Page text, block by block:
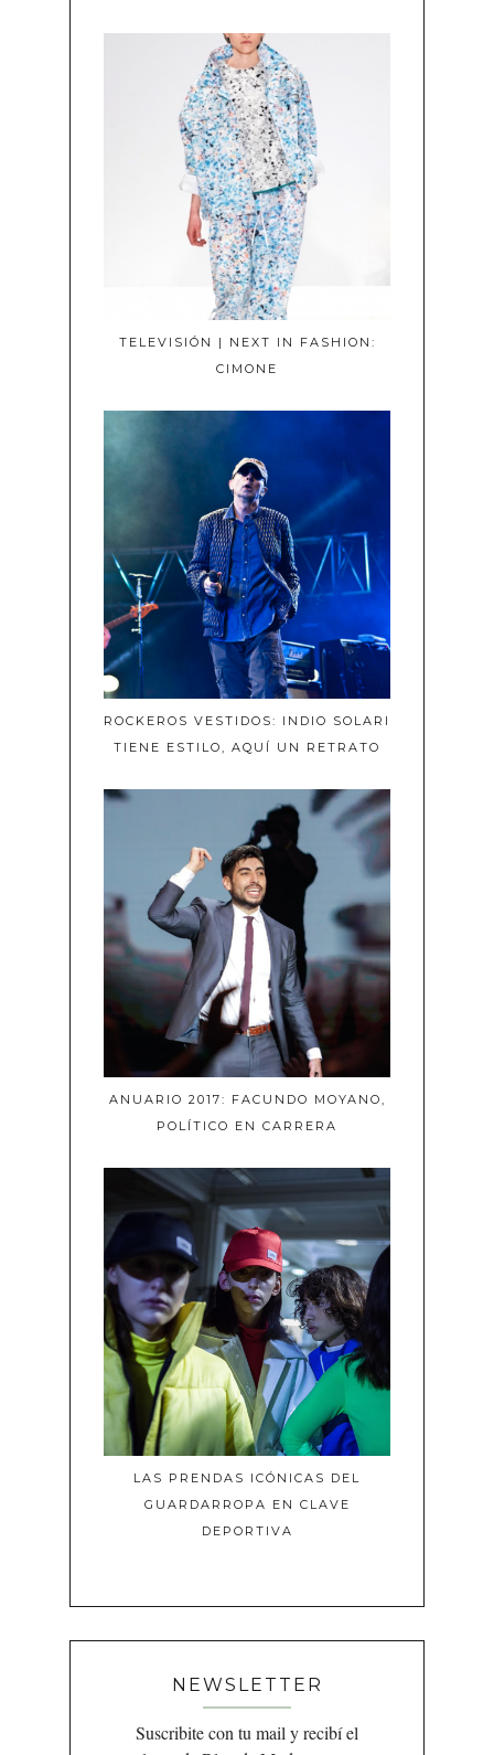
TELEVISIÓN | NEXT IN FASHION:
CIMONE
ROCKEROS VESTIDOS: INDIO SOLARI
TIENE ESTILO, AQUÍ UN RETRATO
ANUARIO 2017: FACUNDO MOYANO,
POLÍTICO EN CARRERA
LAS PRENDAS ICÓNICAS DEL
GUARDARROPA EN CLAVE
DEPORTIVA
NEWSLETTER
Suscribite con tu mail y recibí el